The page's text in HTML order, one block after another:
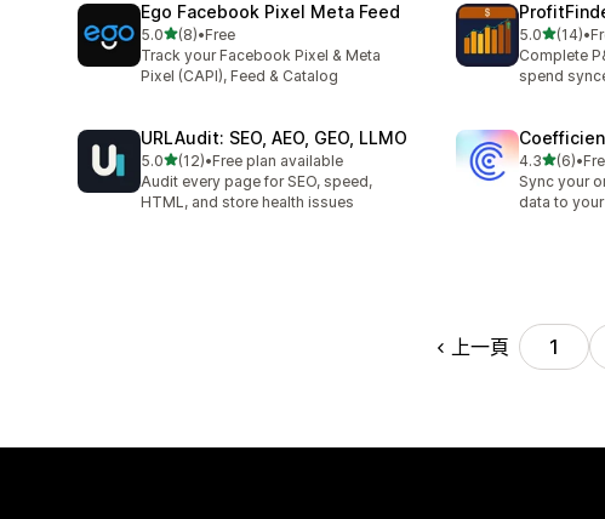
Ego Facebook Pixel Meta Feed
5.0滿分 5 顆星
(8)
共有 8 則評價
•Free
Track your Facebook Pixel & Meta
Pixel (CAPI), Feed & Catalog
5.0滿分 5 顆
(14)
共有 14 則評
•
Complete
spend
URLAudit: SEO, AEO, GEO, LLMO
5.0滿分 5 顆星
(12)
共有 12 則評價
•Free plan available
Audit every page for SEO, speed,
HTML, and store health issues
4.3滿分 5 顆
(6)
共有 6 則評
•
Sync your
data to
上一頁 1